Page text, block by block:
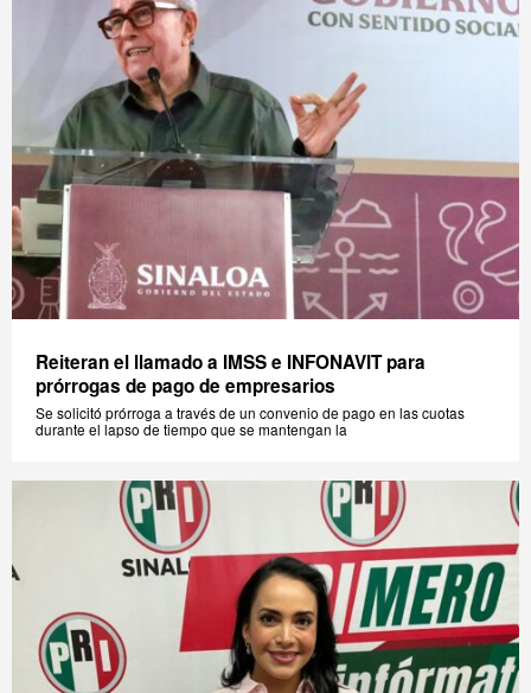
Reiteran el llamado a IMSS e INFONAVIT para
prórrogas de pago de empresarios
Se solicitó prórroga a través de un convenio de pago en las cuotas
durante el lapso de tiempo que se mantengan la